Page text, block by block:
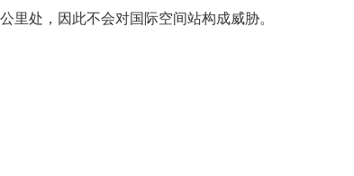
里处，因此不会对国际空间站构成威胁。